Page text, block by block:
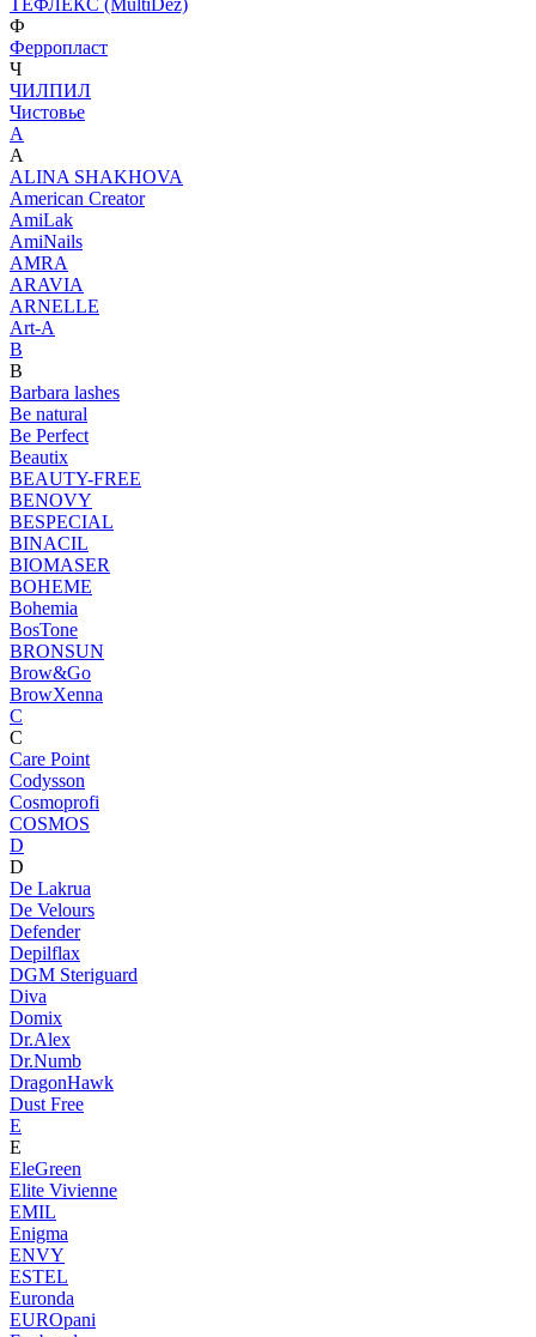
ТЕФЛЕКС (MultiDez)
Ф
Ферропласт
Ч
ЧИЛПИЛ
Чистовье
A
A
ALINA SHAKHOVA
American Creator
AmiLak
AmiNails
AMRA
ARAVIA
ARNELLE
Art-A
B
B
Barbara lashes
Be natural
Be Perfect
Beautix
BEAUTY-FREE
BENOVY
BESPECIAL
BINACIL
BIOMASER
BOHEME
Bohemia
BosTone
BRONSUN
Brow&Go
BrowXenna
C
C
Care Point
Codysson
Cosmoprofi
COSMOS
D
D
De Lakrua
De Velours
Defender
Depilflax
DGM Steriguard
Diva
Domix
Dr.Alex
Dr.Numb
DragonHawk
Dust Free
E
E
EleGreen
Elite Vivienne
EMIL
Enigma
ENVY
ESTEL
Euronda
EUROpani